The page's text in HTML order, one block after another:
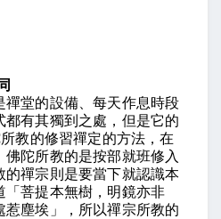
禪堂的設備、每天作息時段
都有其獨到之處，但是它的
教的修習禪定的方法，在
佛陀所教的是按部就班修入
的禪宗則是要當下就認識本
「菩提本無樹，明鏡亦非
惹塵埃」，所以禪宗所教的